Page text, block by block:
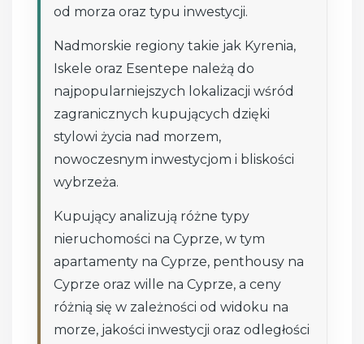
od morza oraz typu inwestycji.
Nadmorskie regiony takie jak Kyrenia,
Iskele oraz Esentepe należą do
najpopularniejszych lokalizacji wśród
zagranicznych kupujących dzięki
stylowi życia nad morzem,
nowoczesnym inwestycjom i bliskości
wybrzeża.
Kupujący analizują różne typy
nieruchomości na Cyprze, w tym
apartamenty na Cyprze, penthousy na
Cyprze oraz wille na Cyprze, a ceny
różnią się w zależności od widoku na
morze, jakości inwestycji oraz odległości